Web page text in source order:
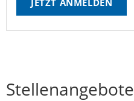
Stellenangebote